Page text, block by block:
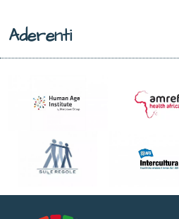
Aderenti